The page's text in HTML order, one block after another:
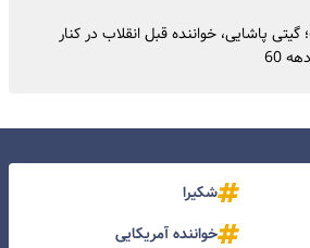
پاشایی، خواننده قبل انقلاب در کنار
60
شکیرا
خواننده آمریکایی